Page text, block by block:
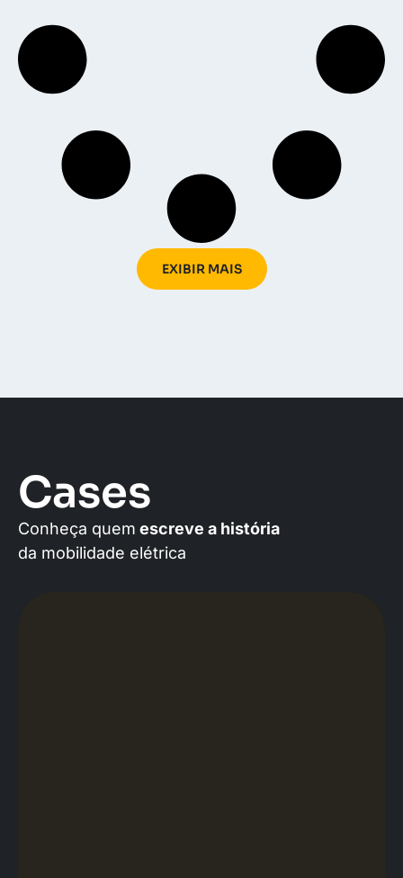
EXIBIR MAIS
Cases
Conheça quem escreve a história
da mobilidade elétrica